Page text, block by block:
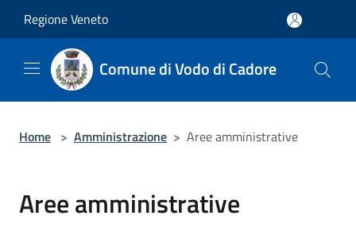
Regione Veneto
Comune di Vodo di Cadore
Home > Amministrazione > Aree amministrative
Aree amministrative